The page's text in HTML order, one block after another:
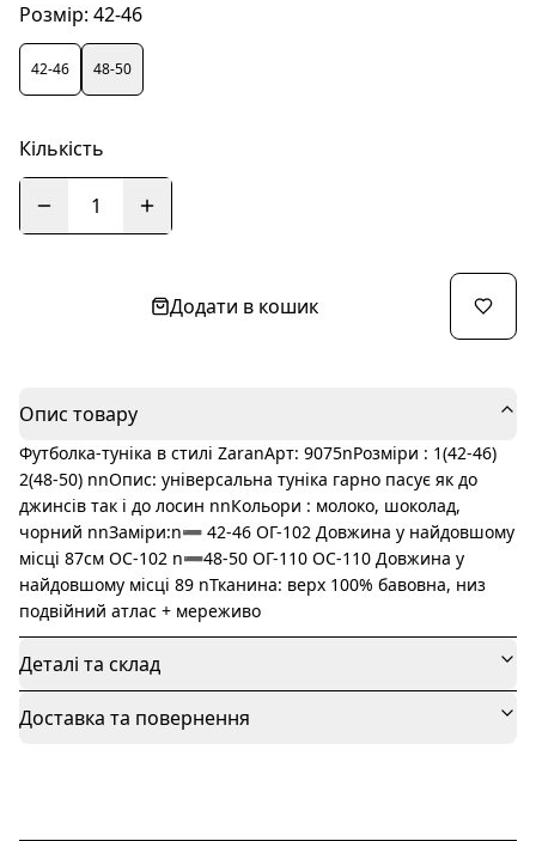
Розмір: 42-46
42-46 48-50
Кількість
1
Додати в кошик
Опис товару
Футболка-туніка в стилі ZaranАрт: 9075nРозміри : 1(42-46)
2(48-50) nnОпис: універсальна туніка гарно пасує як до
джинсів так і до лосин nnКольори : молоко, шоколад,
чорний nnЗаміри:n➖ 42-46 ОГ-102 Довжина у найдовшому
місці 87см ОС-102 n➖48-50 ОГ-110 ОС-110 Довжина у
найдовшому місці 89 nТканина: верх 100% бавовна, низ
подвійний атлас + мереживо
Деталі та склад
Доставка та повернення